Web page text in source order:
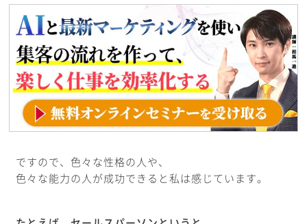
ですので、色々な性格の人や、
色々な能力の人が成功できると私は感じています。